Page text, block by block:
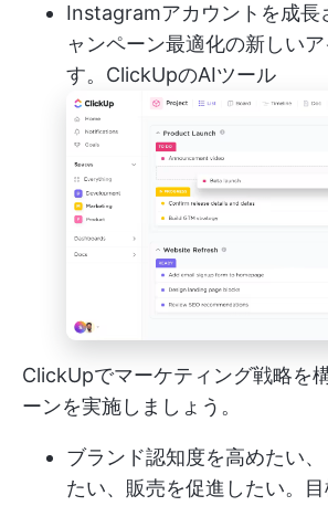
Instagramアカウントを成長
ャンペーン最適化の新しい
す。 ClickUpのAIツール
ClickUpでマーケティング戦略を
ーンを実施しましょう。
ブランド認知度を高めたい
たい、販売を促進したい。